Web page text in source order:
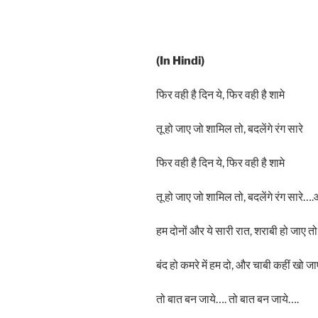
(In Hindi)
फिर वही है दिन ये, फिर वही है शामे
तू हो जाए जो शामिल तो, बदलेंगे रंग सारे
फिर वही है दिन ये, फिर वही है शामे
तू हो जाए जो शामिल तो, बदलेंगे रंग
हम दोनों और ये सारी रात, शराबी हो जाए तो
बंद हो कमरे में हम दो, और चाबी कहीं खो
तो बात बन जाये…. तो बात बन जाये….